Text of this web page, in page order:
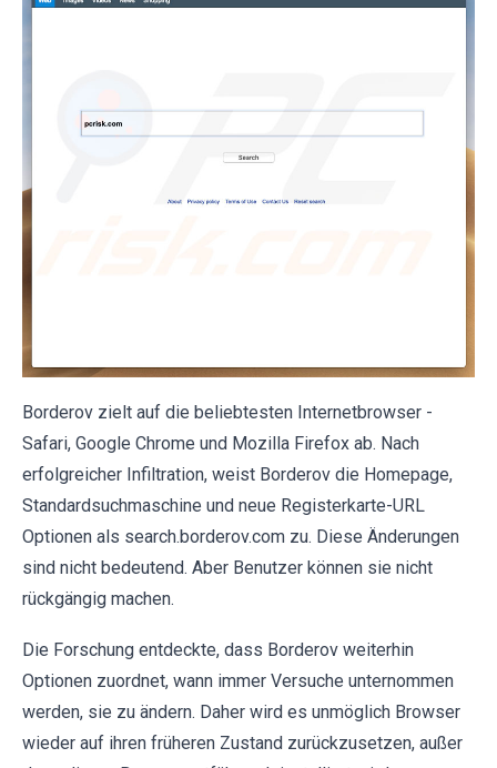
Borderov zielt auf die beliebtesten Internetbrowser -
Safari, Google Chrome und Mozilla Firefox ab. Nach
erfolgreicher Infiltration, weist Borderov die Homepage,
Standardsuchmaschine und neue Registerkarte-URL
Optionen als search.borderov.com zu. Diese Änderungen
sind nicht bedeutend. Aber Benutzer können sie nicht
rückgängig machen.
Die Forschung entdeckte, dass Borderov weiterhin
Optionen zuordnet, wann immer Versuche unternommen
werden, sie zu ändern. Daher wird es unmöglich Browser
wieder auf ihren früheren Zustand zurückzusetzen, außer